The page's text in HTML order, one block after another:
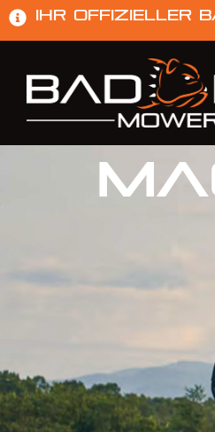
Ihr offizieller